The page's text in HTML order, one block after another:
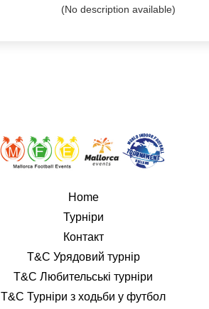
(No description available)
Home
Турніри
Контакт
T&C Урядовий турнір
T&C Любительські турніри
T&C Турніри з ходьби у футбол